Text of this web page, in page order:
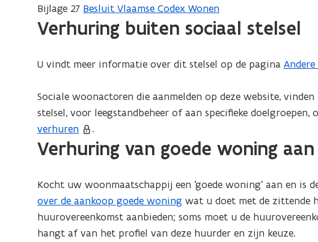
e
s
o
n
i
n
n
i
Bijlage 27 Besluit Vlaamse Codex Wonen
Verhuring buiten sociaal stelsel
U vindt meer informatie over dit stelsel op de pagina
Sociale woonactoren die aanmelden op deze website,
stelsel, voor leegstandbeheer of aan specifieke doelgroepen,
verhuren
.
Verhuring van goede woning
Kocht uw woonmaatschappij een ‘goede woning’ aan en is
over de aankoop goede woning wat u doet met de zittende
huurovereenkomst aanbieden; soms moet u de
hangt af van het profiel van deze huurder en zijn keuze.